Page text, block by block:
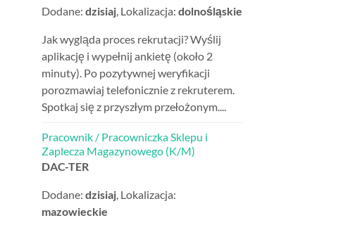
Dodane: dzisiaj, Lokalizacja: dolnośląskie
Jak wygląda proces rekrutacji? Wyślij
aplikację i wypełnij ankietę (około 2
minuty). Po pozytywnej weryfikacji
porozmawiaj telefonicznie z rekruterem.
Spotkaj się z przyszłym przełożonym....
Pracownik / Pracowniczka Sklepu i
Zaplecza Magazynowego (K/M)
DAC-TER
Dodane: dzisiaj, Lokalizacja:
mazowieckie